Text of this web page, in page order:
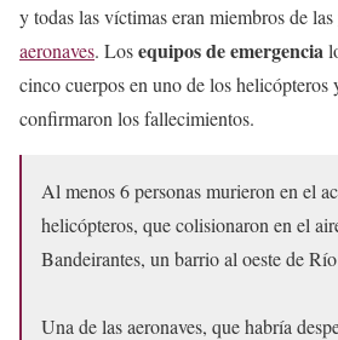
y todas las víctimas eran miembros de las
aeronaves. Losequipos de emergencia
cinco cuerpos en uno de los helicópteros
confirmaron los fallecimientos.
Al menos 6 personas murieron en el
helicópteros, que colisionaron en el
Bandeirantes, un barrio al oeste de
Una de las aeronaves, que habría